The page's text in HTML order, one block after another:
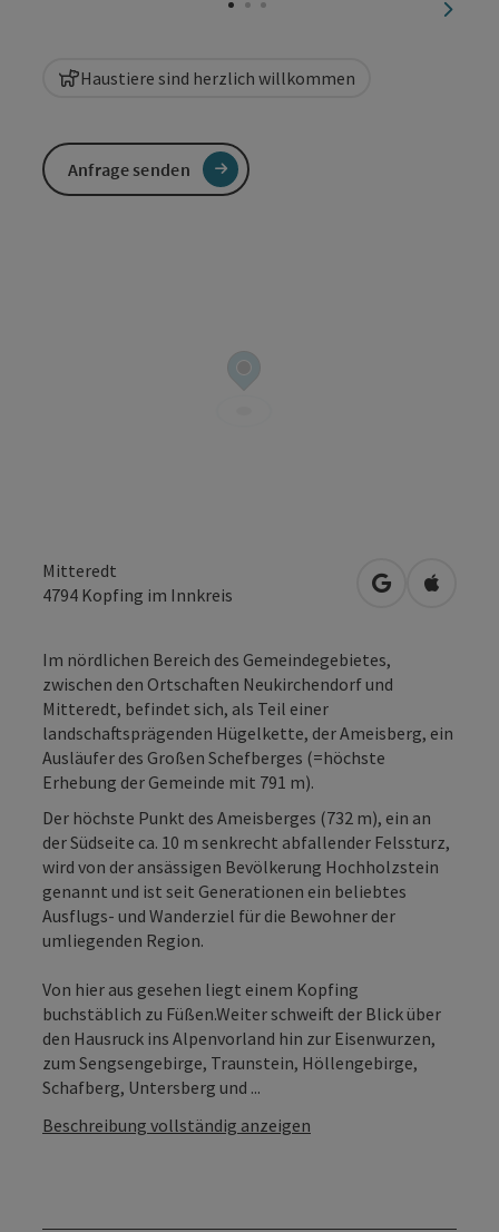
Haustiere sind herzlich willkommen
Mitteredt
4794 Kopfing im Innkreis in Google
in
Im nördlichen Bereich des Gemeindegebietes,
zwischen den Ortschaften Neukirchendorf und
Mitteredt, befindet sich, als Teil einer
landschaftsprägenden Hügelkette, der Ameisberg, ein
Ausläufer des Großen Schefberges (=höchste
Erhebung der Gemeinde mit 791 m).
Der höchste Punkt des Ameisberges (732 m), ein an
der Südseite ca. 10 m senkrecht abfallender Felssturz,
wird von der ansässigen Bevölkerung Hochholzstein
genannt und ist seit Generationen ein beliebtes
Ausflugs- und Wanderziel für die Bewohner der
umliegenden Region.
Von hier aus gesehen liegt einem Kopfing
buchstäblich zu Füßen.Weiter schweift der Blick über
den Hausruck ins Alpenvorland hin zur Eisenwurzen,
zum Sengsengebirge, Traunstein, Höllengebirge,
Schafberg, Untersberg und ...
Beschreibung vollständig anzeigen
Anfrage senden